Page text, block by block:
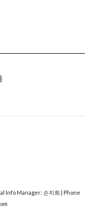
Info Manager: 손지희 | Phone